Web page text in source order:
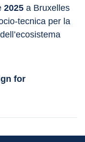
2025 a Bruxelles
tecnica per la
for